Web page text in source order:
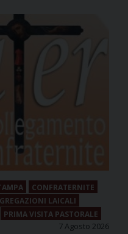
CONFRATERNITE
LAICALI
PRIMA VISITA PASTORALE
7 Agosto 2026